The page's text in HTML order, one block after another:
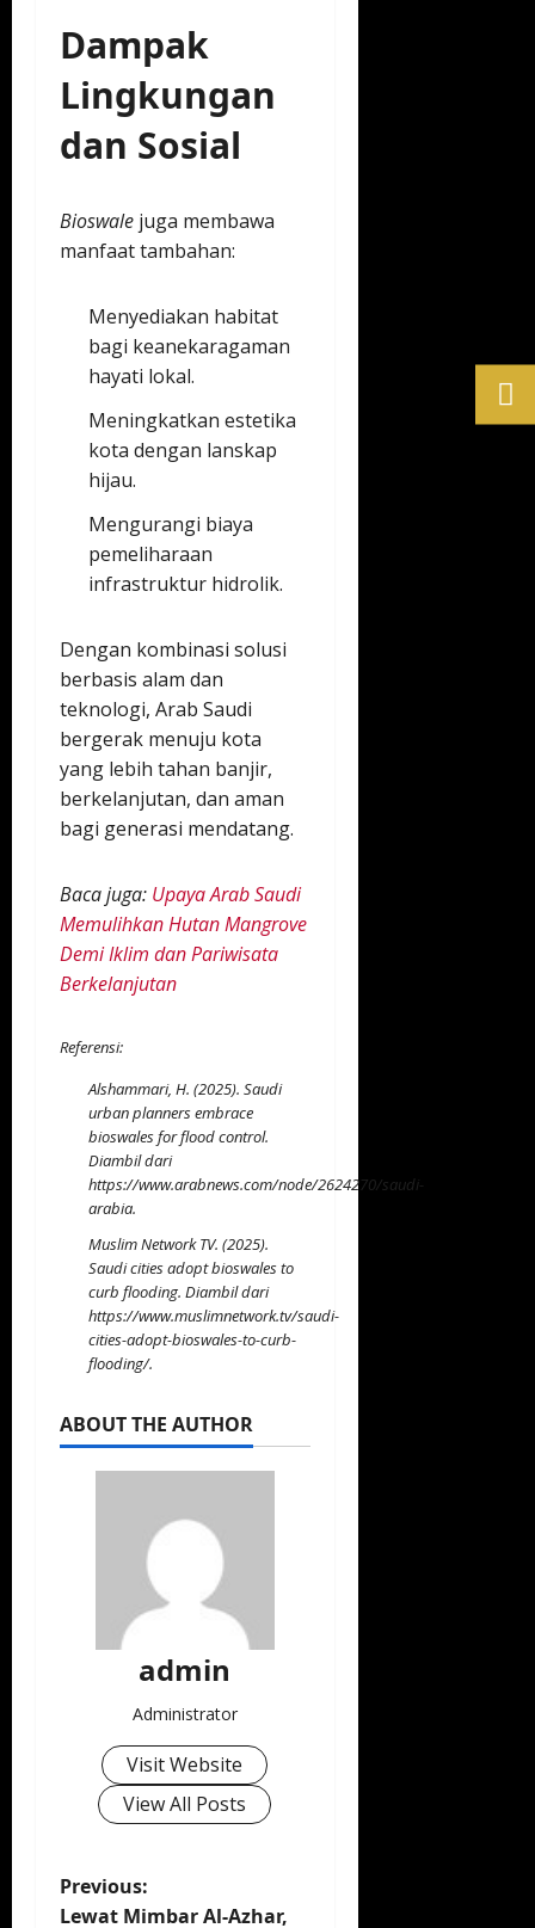
Dampak
Lingkungan
dan Sosial
Bioswale juga membawa
manfaat tambahan:
Menyediakan habitat
bagi keanekaragaman
hayati lokal.
Meningkatkan estetika
kota dengan lanskap
hijau.
Mengurangi biaya
pemeliharaan
infrastruktur hidrolik.
Dengan kombinasi solusi
berbasis alam dan
teknologi, Arab Saudi
bergerak menuju kota
yang lebih tahan banjir,
berkelanjutan, dan aman
bagi generasi mendatang.
Baca juga: Upaya Arab Saudi
Memulihkan Hutan Mangrove
Demi Iklim dan Pariwisata
Berkelanjutan
Referensi:
Alshammari, H. (2025). Saudi
urban planners embrace
bioswales for flood control.
Diambil dari
https://www.arabnews.com/node/2624270/saudi-
arabia.
Muslim Network TV. (2025).
Saudi cities adopt bioswales to
curb flooding. Diambil dari
https://www.muslimnetwork.tv/saudi-
cities-adopt-bioswales-to-curb-
flooding/.
ABOUT THE AUTHOR
admin
Administrator
Visit Website
View All Posts
P
Previous:
Lewat Mimbar Al-Azhar,